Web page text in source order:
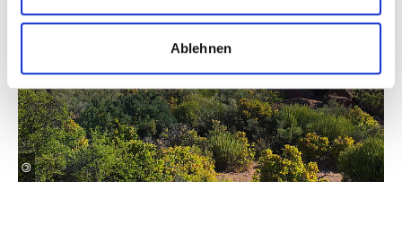
Ablehnen
©